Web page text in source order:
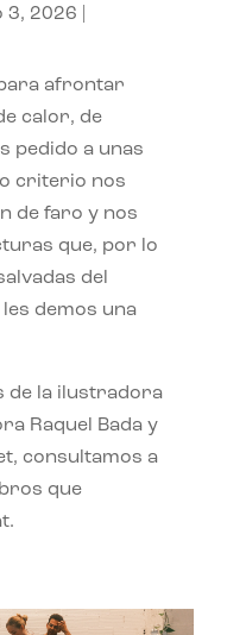
3, 2026
afrontar
calor, de
pedido a unas
criterio nos
de faro y nos
que, por lo
del
demos una
de la ilustradora
Raquel Bada y
consultamos a
que